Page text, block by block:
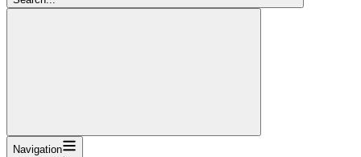
Navigation